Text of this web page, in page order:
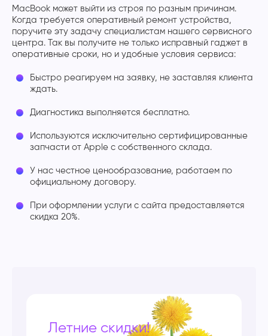
MacBook может выйти из строя по разным причинам.
Когда требуется оперативный ремонт устройства,
поручите эту задачу специалистам нашего сервисного
центра. Так вы получите не только исправный гаджет в
оперативные сроки, но и удобные условия сервиса:
Быстро реагируем на заявку, не заставляя клиента
ждать.
Диагностика выполняется бесплатно.
Используются исключительно сертифицированные
запчасти от Apple с собственного склада.
У нас честное ценообразование, работаем по
официальному договору.
При оформлении услуги с сайта предоставляется
скидка 20%.
Летние скидки!